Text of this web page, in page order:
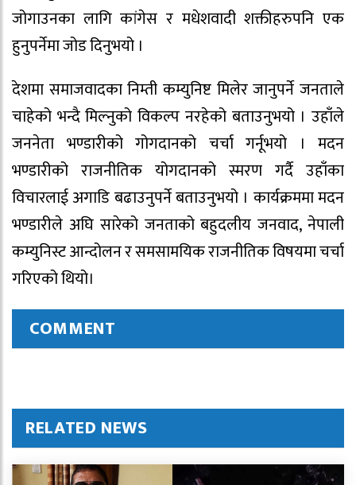
जोगाउनका लागि कांगेस र मधेशवादी शक्तीहरुपनि एक
हुनुपर्नेमा जोड दिनुभयो ।
देशमा समाजवादका निम्ती कम्युनिष्ट मिलेर जानुपर्ने जनताले
चाहेको भन्दै मिल्नुको विकल्प नरहेको बताउनुभयो । उहाँले
जननेता भण्डारीको गोगदानको चर्चा गर्नूभयो । मदन
भण्डारीको राजनीतिक योगदानको स्मरण गर्दै उहाँका
विचारलाई अगाडि बढाउनुपर्ने बताउनुभयो । कार्यक्रममा मदन
भण्डारीले अघि सारेको जनताको बहुदलीय जनवाद, नेपाली
कम्युनिस्ट आन्दोलन र समसामयिक राजनीतिक विषयमा चर्चा
गरिएको थियो।
COMMENT
RELATED NEWS